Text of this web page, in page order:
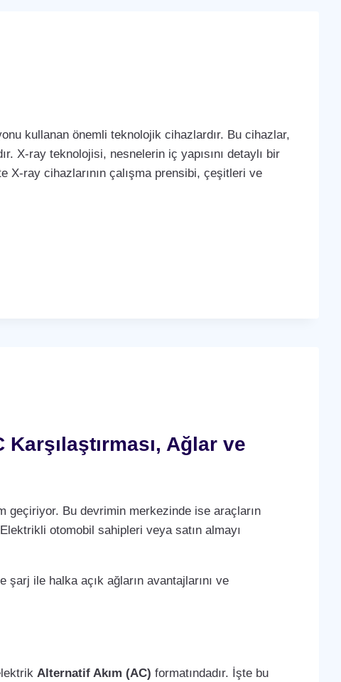
kullanan önemli teknolojik cihazlardır. Bu cihazlar,
X-ray teknolojisi, nesnelerin iç yapısını detaylı bir
ray cihazlarının çalışma prensibi, çeşitleri ve
Ağlar ve
geçiriyor. Bu devrimin merkezinde ise araçların
otomobil sahipleri veya satın almayı
şarj ile halka açık ağların avantajlarını ve
Alternatif Akım (AC) formatındadır. İşte bu